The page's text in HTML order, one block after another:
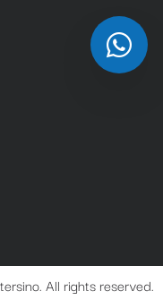
All rights reserved.